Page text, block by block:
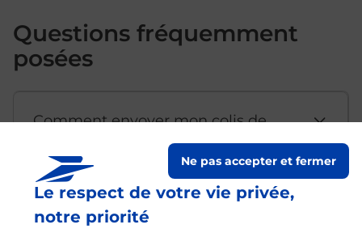
Le respect de votre vie privée,
notre priorité
Ne pas accepter et fermer
Questions fréquemment
posées
Comment envoyer mon colis de
Est-il possible d’acheter un
emballage directement depuis un